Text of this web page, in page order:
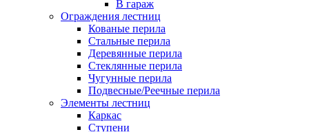
В гараж
Ограждения лестниц
Кованые перила
Стальные перила
Деревянные перила
Стеклянные перила
Чугунные перила
Подвесные/Реечные перила
Элементы лестниц
Каркас
Ступени